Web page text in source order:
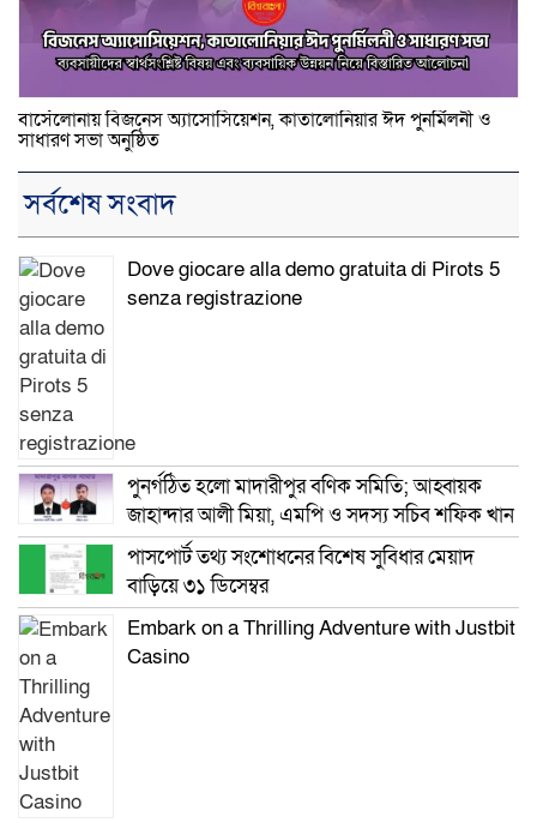
বার্সেলোনায় বিজনেস অ্যাসোসিয়েশন, কাতালোনিয়ার ঈদ পুনর্মিলনী ও
সাধারণ সভা অনুষ্ঠিত
সর্বশেষ সংবাদ
Dove giocare alla demo gratuita di Pirots 5
senza registrazione
পুনর্গঠিত হলো মাদারীপুর বণিক সমিতি; আহ্বায়ক
জাহান্দার আলী মিয়া, এমপি ও সদস্য সচিব শফিক খান
পাসপোর্ট তথ্য সংশোধনের বিশেষ সুবিধার মেয়াদ
বাড়িয়ে ৩১ ডিসেম্বর
Embark on a Thrilling Adventure with Justbit
Casino